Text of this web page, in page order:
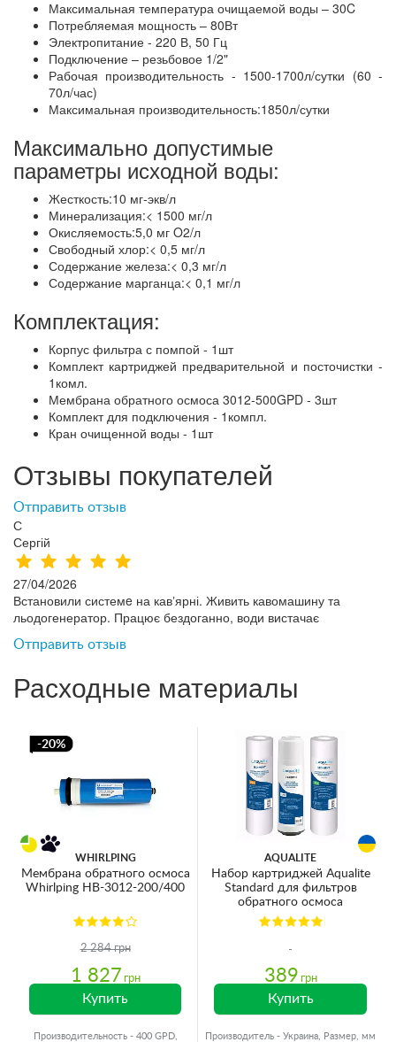
Максимальная температура очищаемой воды – 30C
Потребляемая мощность – 80Вт
Электропитание - 220 В, 50 Гц
Подключение – резьбовое 1/2"
Рабочая производительность - 1500-1700л/сутки (60 -
70л/час)
Максимальная производительность:1850л/сутки
Максимально допустимые
параметры исходной воды:
Жесткость:10 мг-экв/л
Минерализация:< 1500 мг/л
Окисляемость:5,0 мг O2/л
Свободный хлор:< 0,5 мг/л
Содержание железа:< 0,3 мг/л
Содержание марганца:< 0,1 мг/л
Комплектация:
Корпус фильтра с помпой - 1шт
Комплект картриджей предварительной и посточистки -
1комл.
Мембрана обратного осмоса 3012-500GPD - 3шт
Комплект для подключения - 1компл.
Кран очищенной воды - 1шт
Отзывы покупателей
Отправить отзыв
С
Сергій
27/04/2026
Встановили системe на кавʼярні. Живить кавомашину та
льодогенератор. Працює бездоганно, води вистачає
Отправить отзыв
Расходные материалы
-20%
WHIRLPING
Мембрана обратного осмоса
Whirlping HB-3012-200/400
2 284 грн
1 827 грн
Купить
Производительность - 400 GPD,
AQUALITE
Набор картриджей Aqualite
Standard для фильтров
обратного осмоса
389 грн
Купить
Производитель - Украина, Размер, мм